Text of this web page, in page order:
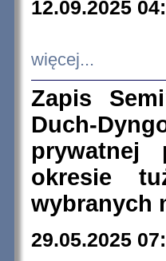
12.09.2025
więcej...
Zapis
Duch-
prywatnej
okresie
wybranych
29.05.2025